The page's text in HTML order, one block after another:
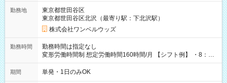
勤務地
東京都世田谷区
東京都世田谷区北沢（最寄り駅：下北沢駅）
株式会社ワンベルウッズ
勤務時間
勤務時間は指定なし
変形労働時間制 想定労働時間160時間/月 【シフト例】 ・8：00
～21：00
期間 単発・1日のみOK